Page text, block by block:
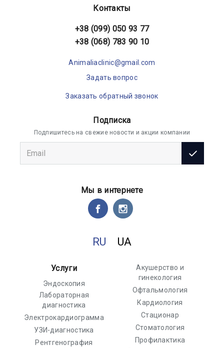
Контакты
+38 (099) 050 93 77
+38 (068) 783 90 10
Animaliaclinic@gmail.com
Задать вопрос
Заказать обратный звонок
Подписка
Подпишитесь на свежие новости и акции компании
Мы в интернете
RU UA
Услуги
Эндоскопия
Лабораторная
диагностика
Электрокардиограмма
УЗИ-диагностика
Рентгенография
Акушерство и
гинекология
Офтальмология
Кардиология
Стационар
Стоматология
Профилактика